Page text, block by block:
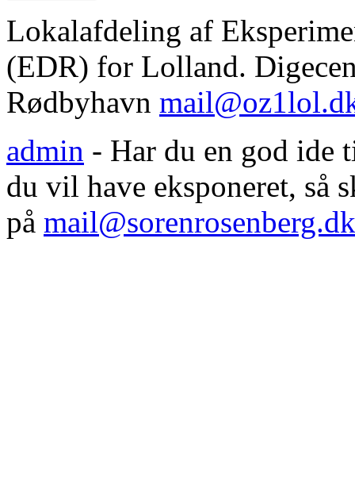
Lokalafdeling af
(EDR) for Lolland.
Rødbyhavn
admin - Har du en god ide
du vil have eksponeret, så
på mail@sorenrosenberg.dk